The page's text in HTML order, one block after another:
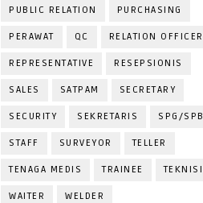
PUBLIC RELATION PURCHASING
PERAWAT QC RELATION OFFICER
REPRESENTATIVE RESEPSIONIS
SALES SATPAM SECRETARY
SECURITY SEKRETARIS SPG/SPB
STAFF SURVEYOR TELLER
TENAGA MEDIS TRAINEE TEKNISI
WAITER WELDER